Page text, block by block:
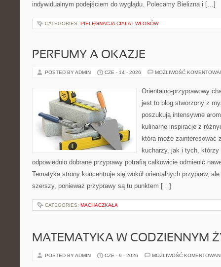
indywidualnym podejściem do wyglądu. Polecamy Bielizna i […]
CATEGORIES: PIELĘGNACJA CIAŁA I WŁOSÓW
PERFUMY A OKAZJE
POSTED BY ADMIN CZE - 14 - 2026 MOŻLIWOŚĆ
Orientalno-przyprawowy
jest to blog stworzony z
poszukują intensywne
kulinarne inspiracje z
która może zainteresować
kucharzy, jak i tych, którzy
odpowiednio dobrane przyprawy potrafią całkowicie odmienić
Tematyka strony koncentruje się wokół orientalnych przypraw,
szerszy, ponieważ przyprawy są tu punktem […]
CATEGORIES: MACHACZKAŁA
MATEMATYKA W CODZIENNYM
POSTED BY ADMIN CZE - 9 - 2026 MOŻLIWOŚĆ